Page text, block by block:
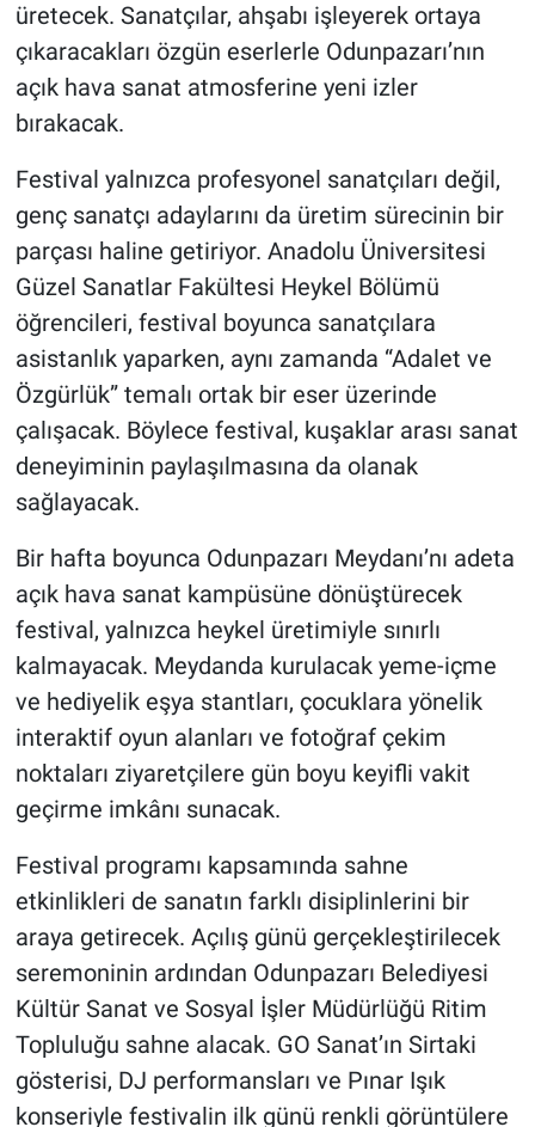
üretecek. Sanatçılar, ahşabı işleyerek ortaya
çıkaracakları özgün eserlerle Odunpazarı’nın
açık hava sanat atmosferine yeni izler
bırakacak.
Festival yalnızca profesyonel sanatçıları değil,
genç sanatçı adaylarını da üretim sürecinin bir
parçası haline getiriyor. Anadolu Üniversitesi
Güzel Sanatlar Fakültesi Heykel Bölümü
öğrencileri, festival boyunca sanatçılara
asistanlık yaparken, aynı zamanda “Adalet ve
Özgürlük” temalı ortak bir eser üzerinde
çalışacak. Böylece festival, kuşaklar arası sanat
deneyiminin paylaşılmasına da olanak
sağlayacak.
Bir hafta boyunca Odunpazarı Meydanı’nı adeta
açık hava sanat kampüsüne dönüştürecek
festival, yalnızca heykel üretimiyle sınırlı
kalmayacak. Meydanda kurulacak yeme-içme
ve hediyelik eşya stantları, çocuklara yönelik
interaktif oyun alanları ve fotoğraf çekim
noktaları ziyaretçilere gün boyu keyifli vakit
geçirme imkânı sunacak.
Festival programı kapsamında sahne
etkinlikleri de sanatın farklı disiplinlerini bir
araya getirecek. Açılış günü gerçekleştirilecek
seremoninin ardından Odunpazarı Belediyesi
Kültür Sanat ve Sosyal İşler Müdürlüğü Ritim
Topluluğu sahne alacak. GO Sanat’ın Sirtaki
gösterisi, DJ performansları ve Pınar Işık
konseriyle festivalin ilk günü renkli görüntülere